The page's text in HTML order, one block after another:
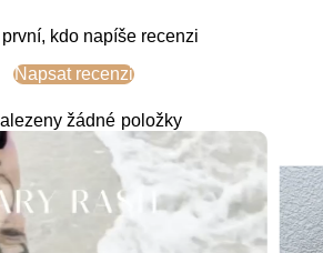
kdo napíše recenzi
Napsat recenzi
žádné položky